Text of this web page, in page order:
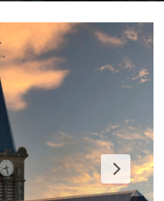
E
A
N
I
G
A
T
I
O